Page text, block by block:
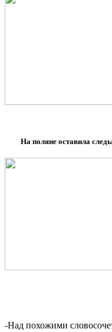
На поляне
-Над похожими